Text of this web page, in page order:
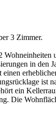
3 Zimmer.
Wohneinheiten
in den
ist
ein
Die